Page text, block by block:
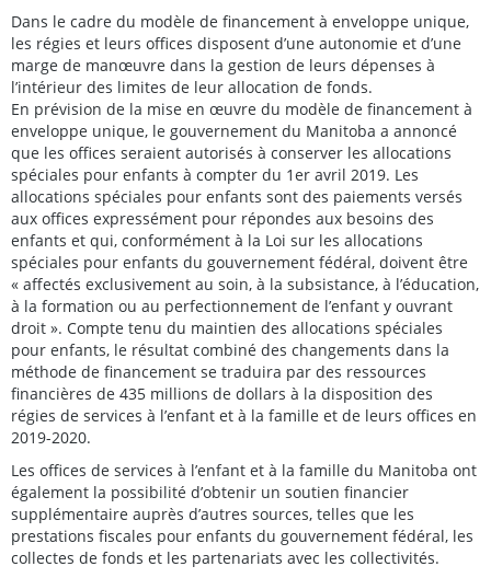
Dans le cadre du modèle de financement à enveloppe unique,
les régies et leurs offices disposent d’une autonomie et d’une
marge de manœuvre dans la gestion de leurs dépenses à
l’intérieur des limites de leur allocation de fonds.
En prévision de la mise en œuvre du modèle de financement à
enveloppe unique, le gouvernement du Manitoba a annoncé
que les offices seraient autorisés à conserver les allocations
spéciales pour enfants à compter du 1er avril 2019. Les
allocations spéciales pour enfants sont des paiements versés
aux offices expressément pour répondes aux besoins des
enfants et qui, conformément à la Loi sur les allocations
spéciales pour enfants du gouvernement fédéral, doivent être
« affectés exclusivement au soin, à la subsistance, à l’éducation,
à la formation ou au perfectionnement de l’enfant y ouvrant
droit ». Compte tenu du maintien des allocations spéciales
pour enfants, le résultat combiné des changements dans la
méthode de financement se traduira par des ressources
financières de 435 millions de dollars à la disposition des
régies de services à l’enfant et à la famille et de leurs offices en
2019-2020.
Les offices de services à l’enfant et à la famille du Manitoba ont
également la possibilité d’obtenir un soutien financier
supplémentaire auprès d’autres sources, telles que les
prestations fiscales pour enfants du gouvernement fédéral, les
collectes de fonds et les partenariats avec les collectivités.